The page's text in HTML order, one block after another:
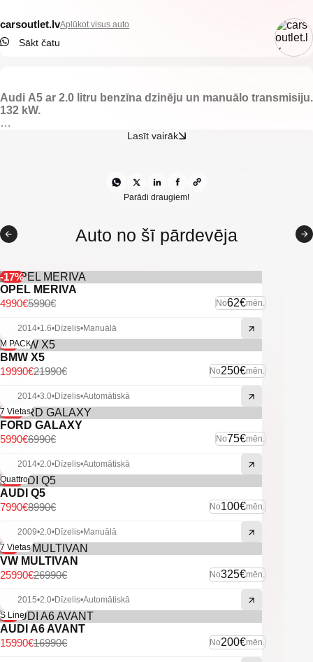
carsoutlet.lvAplūkot visus auto
Sākt čatu
Audi A5 ar 2.0 litru benzīna dzinēju un manuālo transmisiju.
132 kW.
-Lūka.
-Vieglmetāla diski ar labām riepām.
-Miglas lukturi.
-U.C. ekstras
Lasīt vairāk
Parādi draugiem!
Auto no šī pārdevēja
-17%
OPEL MERIVA
No62€mēn.
5990€
4990€
2014•1.6•Dīzelis•Manuālā
-9%
M PACK
BMW X5
No250€mēn.
21990€
19990€
2014•3.0•Dīzelis•Automātiskā
-14%
7 Vietas
FORD GALAXY
No75€mēn.
6990€
5990€
2014•2.0•Dīzelis•Automātiskā
-11%
Quattro
AUDI Q5
No100€mēn.
8990€
7990€
2009•2.0•Dīzelis•Manuālā
-4%
7 Vietas
VW MULTIVAN
No325€mēn.
26990€
25990€
2015•2.0•Dīzelis•Automātiskā
-6%
S Line
AUDI A6 AVANT
No200€mēn.
16990€
15990€